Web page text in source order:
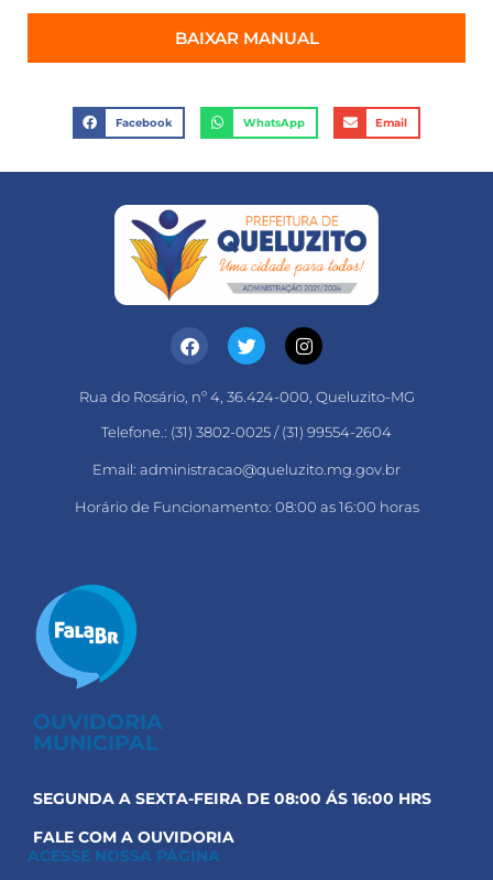
BAIXAR MANUAL
Facebook WhatsApp Email
Rua do Rosário, nº 4, 36.424-000, Queluzito-MG
Telefone.: (31) 3802-0025 / (31) 99554-2604
Email: administracao@queluzito.mg.gov.br
Horário de Funcionamento: 08:00 as 16:00 horas
OUVIDORIA
MUNICIPAL
SEGUNDA A SEXTA-FEIRA DE 08:00 ÁS 16:00 HRS
FALE COM A OUVIDORIA
ACESSE NOSSA PÁGINA